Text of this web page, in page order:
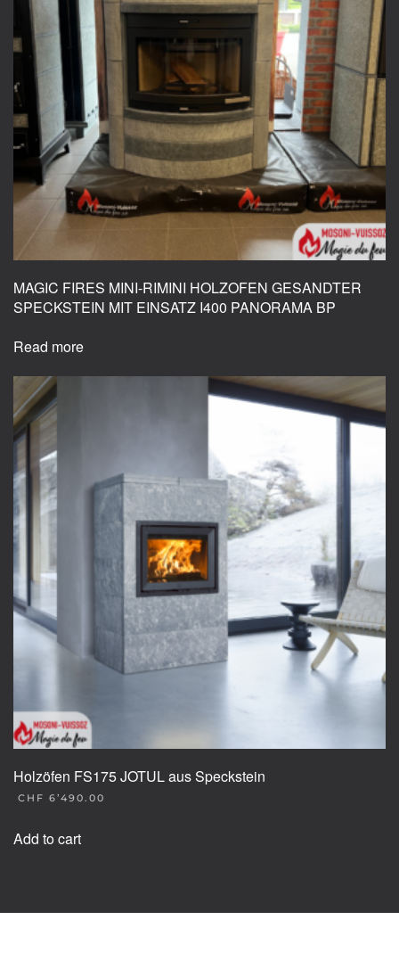
MAGIC FIRES MINI-RIMINI HOLZOFEN GESANDTER
SPECKSTEIN MIT EINSATZ I400 PANORAMA BP
Read more
Holzöfen FS175 JOTUL aus Speckstein
CHF 6’490.00
Add to cart